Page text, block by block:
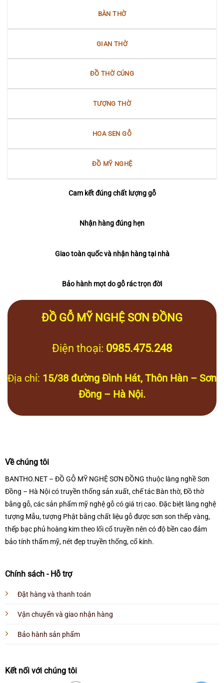
BÀN THỜ
GIAN THỜ
ĐỒ THỜ CÚNG
TƯỢNG THỜ
HOA SEN GỖ
ĐỒ MỸ NGHỆ
Cam kết đúng chất lượng gỗ
Nhận hàng đúng hẹn
Giao toàn quốc và nhận hàng tại nhà
Bảo hành mọt do gỗ rác trọn đời
ĐỒ GỖ MỸ NGHỆ SƠN ĐỒNG
Điện thoại: 0985.475.248
Địa chỉ: 15/38 đường Đình Hát, Thôn Hàn – Sơn
Đồng – Hà Nội.
Về chúng tôi
BANTHO.NET – ĐỒ GỖ MỸ NGHỆ SƠN ĐỒNG thuộc làng nghề Sơn
Đồng – Hà Nội có truyền thống sản xuất, chế tác Bàn thờ, Đồ thờ
bằng gỗ, các sản phẩm mỹ nghệ gỗ có giá trị cao. Đặc biệt làng nghệ
tượng Mẫu, tượng Phật bằng chất liệu gỗ được sơn son thếp vàng,
thếp bạc phủ hoàng kim theo lối cổ truyền nên có độ bền cao đảm
bảo tính thẩm mỹ, nét đẹp truyền thống, cổ kính.
Chính sách - Hỗ trợ
Đặt hàng và thanh toán
Vận chuyển và giao nhận hàng
Bảo hành sản phẩm
Kết nối với chúng tôi